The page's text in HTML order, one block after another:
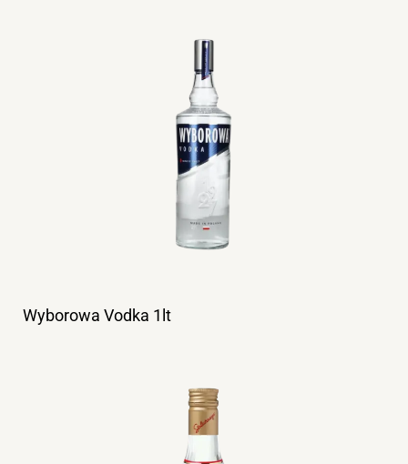
Wyborowa Vodka 1lt